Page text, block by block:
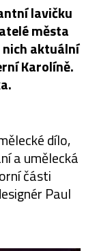
lavičku
města
nich aktuální
Karolíně.
dílo,
a umělecká
části
Paul